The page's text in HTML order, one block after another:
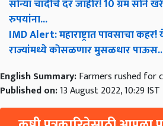
सोन्या चांदीचे दर जाहीर! 10 ग्रॅम सोने
रुपयांना...
IMD Alert: महाराष्ट्रात पावसाचा कहर!
राज्यांमध्ये कोसळणार मुसळधार
English Summary:Farmers rushed for
Published on:13 August 2022, 10:29 IST